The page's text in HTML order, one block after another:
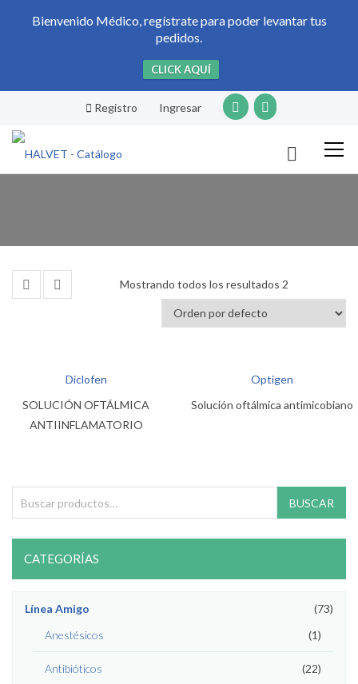
Bienvenido Médico, regístrate para poder levantar tus
pedidos.
CLICK AQUÍ
Registro Ingresar
Mostrando todos los resultados 2
Diclofen
SOLUCIÓN OFTÁLMICA
ANTIINFLAMATORIO
Optigen
Solución oftálmica antimicobiano
Buscar por: BUSCAR
CATEGORÍAS
Línea Amigo
(73)
Anestésicos
(1)
Antibióticos (22)